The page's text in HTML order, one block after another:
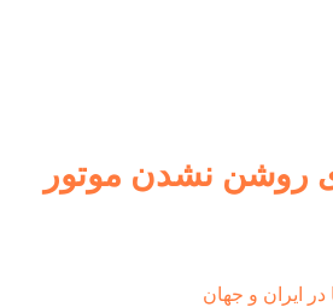
روشن نشدن موتور
در ایران و جهان